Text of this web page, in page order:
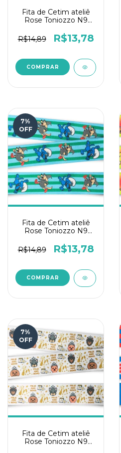
Fita de Cetim ateliê
Rose Toniozzo N9
R$14,89
R$13,78
7%
OFF
Fita de Cetim ateliê
Rose Toniozzo N9
esconde Listra
R$14,89 R$13,78
7%
OFF
Fita de Cetim ateliê
Rose Toniozzo N9